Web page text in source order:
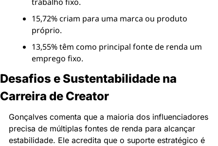
15,72% criam para uma marca ou produto
próprio.
13,55% têm como principal fonte de renda um
emprego fixo.
Desafios e Sustentabilidade na
Carreira de Creator
Gonçalves comenta que a maioria dos influenciadores
precisa de múltiplas fontes de renda para alcançar
estabilidade. Ele acredita que o suporte estratégico é